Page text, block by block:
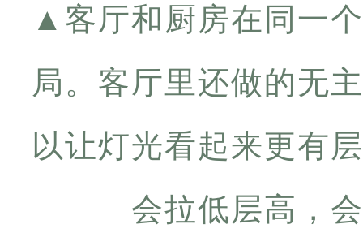
▲ 客厅和厨房在同一
局。客厅里还做的无
以让灯光看起来更有
会拉低层高，